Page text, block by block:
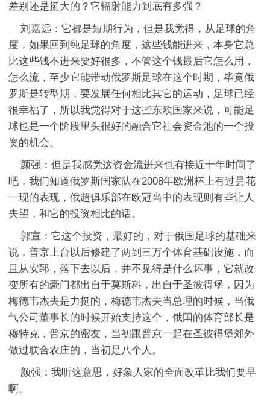
差别还是挺大的？它辐射能力到底有多强？
刘嘉远：它都是短期行为，但是我觉得，从足球的角
度，如果回到纯足球的角度，这些钱能进来，本身它总
比这些钱不进来要好很多，不管这个钱最后它怎么用，
怎么流，至少它能带动俄罗斯足球在这个时期，毕竟俄
罗斯是转型期，要发展任何相比其它的运动，足球已经
很幸福了，所以我觉得对于这些东欧国家来说，可能足
球也是一个阶段里头很好的融合它社会资金池的一个投
资的机会。
颜强：但是我感觉这资金流进来也有接近十年时间了
吧，我们知道俄罗斯国家队在2008年欧洲杯上有过昙花
一现的表现，俄超俱乐部在欧冠当中的表现则有些让人
失望，和它的投资相比的话。
郭宣：它这个投资，最好的，对于俄国足球的基础来
说，普京上台以后修建了两到三万个体育基础设施，而
且从安郅，落下去以后，并不见得是什么坏事，它就改
变所有的豪门都出自于莫斯科，出自于圣彼得堡，因为
梅德韦杰夫是力挺的，梅德韦杰夫当总理的时候，当俄
气公司董事长的时候开始支持这个，俄国的体育部长是
穆特克，普京的密友，当初跟普京一起在圣彼得堡郊外
做过联合农庄的，当初是八个人。
颜强：我听这意思，好象人家的全面改革比我们要早
啊。